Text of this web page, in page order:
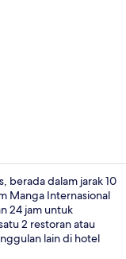
berada dalam jarak 10
Manga Internasional
24 jam untuk
2 restoran atau
lain di hotel